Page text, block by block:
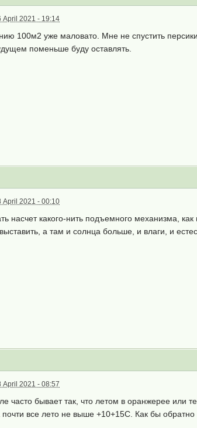
April 2021 - 19:14
100м2 уже маловато. Мне не спустить
поменьше буду оставлять.
April 2021 - 00:10
насчет какого-нить подъемного механизма,
а там и солнца больше, и влаги, и
April 2021 - 08:57
часто бывает так, что летом в оранжерее
почти все лето не выше +10+15С. Как бы